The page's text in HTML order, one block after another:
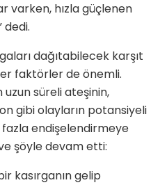
varken, hızla güçlenen
dedi.
dağıtabilecek karşıt
faktörler de önemli.
uzun süreli ateşinin,
gibi olayların potansiyeli
endişelendirmeye
şöyle devam etti:
kasırganın gelip